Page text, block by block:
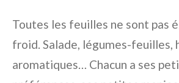
Toutes les feuilles ne sont pas
froid. Salade, légumes-feuilles,
aromatiques… Chacun a ses